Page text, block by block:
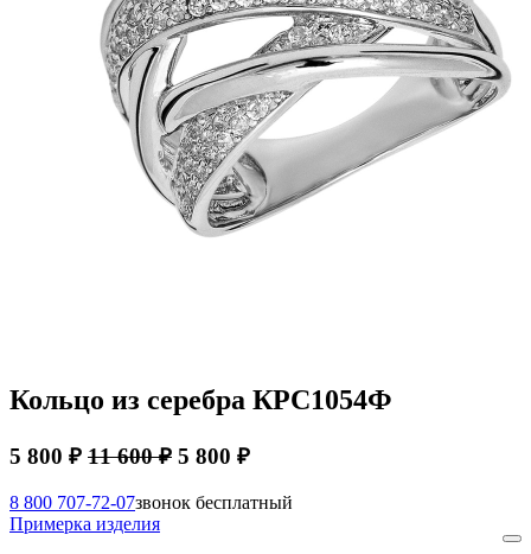
Кольцо из серебра КРС1054Ф
5 800 ₽ 11 600 ₽ 5 800 ₽
8 800 707-72-07звонок бесплатный
Примерка изделия